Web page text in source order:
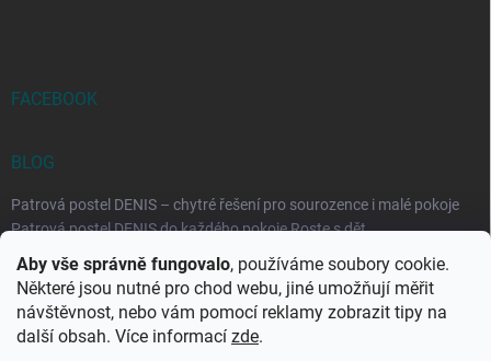
Aby vše správně fungovalo, používáme soubory cookie.
Některé jsou nutné pro chod webu, jiné umožňují měřit
návštěvnost, nebo vám pomocí reklamy zobrazit tipy na
další obsah. Více informací zde.
FACEBOOK
BLOG
Patrová postel DENIS – chytré řešení pro sourozence i malé pokoje
Patrová postel DENIS do každého pokoje Roste s dět...
Rozkládací postele RELAX – ideální řešení pro malé prostory i
každodenní spaní
Rozkládací postel, která se přizpůsobí vašemu živo...